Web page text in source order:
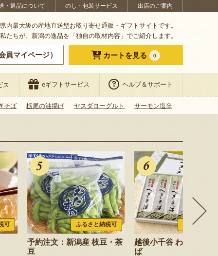
・返品について のし・包装サービス 出店のご案内
内最大級の産地直送型お取り寄せ通販・ギフトサイトです。
たちが、新潟の逸品を「独自の取材内容」でご紹介します。
員マイページ） カートを見る 0
ス eギフトサービス ヘルプ＆サポート
そば 栃尾の油揚げ ヤスダヨーグルト サーモン塩辛
可 ふるさと納税可
予約注文：新潟産 枝豆・茶
豆
ふるさと納
越後小千谷 わたやのへ
ば